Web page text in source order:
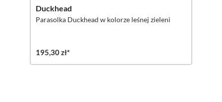
Duckhead
Parasolka Duckhead w kolorze leśnej zieleni
195,30 zł*